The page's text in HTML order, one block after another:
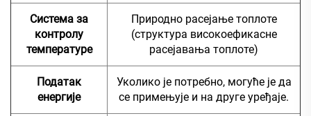
Система за
контролу
температуре
Природно расејање топлоте
(структура високоефикасне
расејавања топлоте)
Податак
енергије
Уколико је потребно, могуће је да
се примењује и на друге уређаје.